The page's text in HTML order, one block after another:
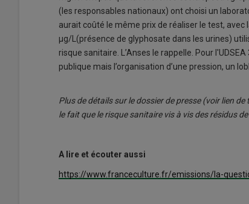
(les responsables nationaux) ont choisi un
aurait coûté le même prix de réaliser le test,
µg/L(présence de glyphosate dans les urines)
risque sanitaire. L’Anses le rappelle. Pour
publique mais l’organisation d’une pression, un
Plus de détails sur le dossier de presse (voir lien
le fait que le risque sanitaire vis à vis des résidus
A lire et écouter aussi
https://www.franceculture.fr/emissions/la-